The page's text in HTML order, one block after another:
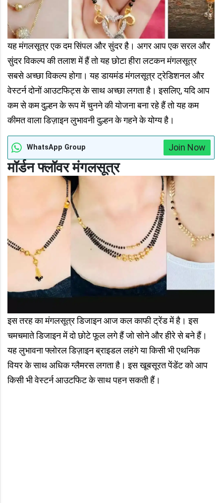
यह मंगलसूत्र एक दम सिंपल और सुंदर है। अगर आप एक सरल और
सुंदर विकल्प की तलाश में हैं तो यह छोटा हीरा लटकन मंगलसूत्र
सबसे अच्छा विकल्प होगा। यह डायमंड मंगलसूत्र ट्रेडिशनल और
वेस्टर्न दोनों आउटफिट्स के साथ अच्छा लगता है। इसलिए, यदि आप
कम से कम दुल्हन के रूप में चुनने की योजना बना रहे हैं तो यह कम
कीमत वाला डिज़ाइन लुभावनी दुल्हन के गहने के योग्य है।
WhatsApp Group Join Now
मॉर्डन फ्लॉवर मंगलसूत्र
इस तरह का मंगलसूत्र डिजाइन आज कल काफी ट्रेंड में है। इस
चमचमाते डिजाइन में दो छोटे फूल लगे हैं जो सोने और हीरे से बने हैं।
यह लुभावना फ्लोरल डिज़ाइन ब्राइडल लहंगे या किसी भी एथनिक
वियर के साथ अधिक ग्लैमरस लगता है। इस खूबसूरत पेंडेंट को आप
किसी भी वेस्टर्न आउटफिट के साथ पहन सकती हैं।